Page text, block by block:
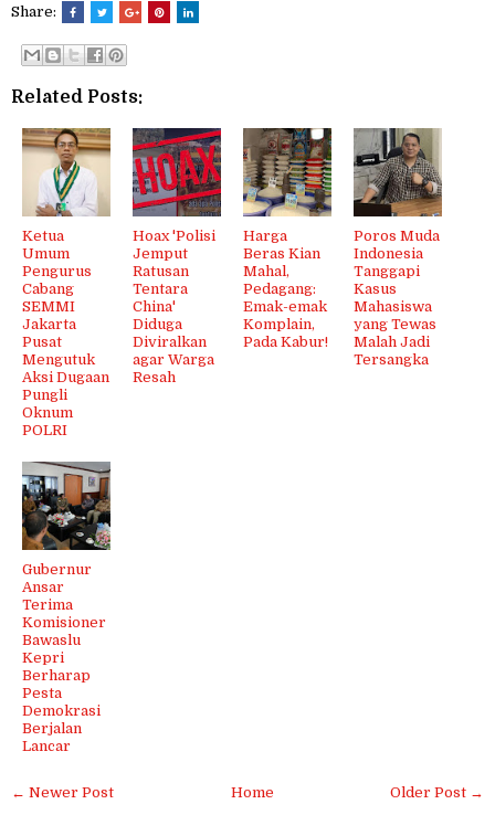
Share:
Related Posts:
Ketua
Umum
Pengurus
Cabang
SEMMI
Jakarta
Pusat
Mengutuk
Aksi Dugaan
Pungli
Oknum
POLRI
Hoax 'Polisi
Jemput
Ratusan
Tentara
China'
Diduga
Diviralkan
agar Warga
Resah
Harga
Beras Kian
Mahal,
Pedagang:
Emak-emak
Komplain,
Pada Kabur!
Poros Muda
Indonesia
Tanggapi
Kasus
Mahasiswa
yang Tewas
Malah Jadi
Tersangka
Gubernur
Ansar
Terima
Komisioner
Bawaslu
Kepri
Berharap
Pesta
Demokrasi
Berjalan
Lancar
← Newer Post Older Post →
Home